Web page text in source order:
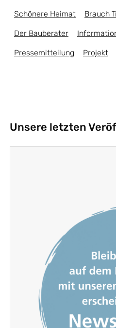
Schönere Heimat Brauch
Der Bauberater
Pressemitteilung Projekt
Unsere letzten